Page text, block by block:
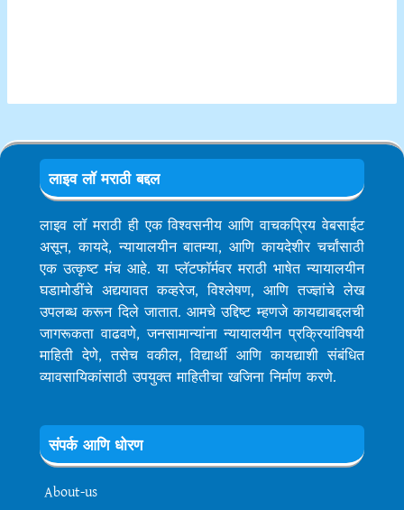
लाइव लॉ मराठी बद्दल
लाइव लॉ मराठी ही एक विश्वसनीय आणि वाचकप्रिय वेबसाईट
असून, कायदे, न्यायालयीन बातम्या, आणि कायदेशीर चर्चांसाठी
एक उत्कृष्ट मंच आहे. या प्लॅटफॉर्मवर मराठी भाषेत न्यायालयीन
घडामोडींचे अद्ययावत कव्हरेज, विश्लेषण, आणि तज्ज्ञांचे लेख
उपलब्ध करून दिले जातात. आमचे उद्दिष्ट म्हणजे कायद्याबद्दलची
जागरूकता वाढवणे, जनसामान्यांना न्यायालयीन प्रक्रियांविषयी
माहिती देणे, तसेच वकील, विद्यार्थी आणि कायद्याशी संबंधित
व्यावसायिकांसाठी उपयुक्त माहितीचा खजिना निर्माण करणे.
संपर्क आणि धोरण
About-us